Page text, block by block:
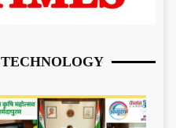
TECHNOLOGY